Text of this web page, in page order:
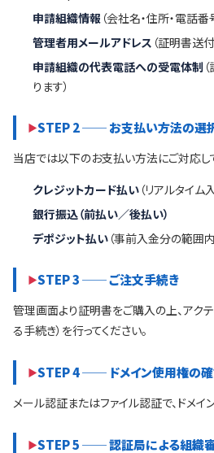
申請組織情報 （会社名・住所・電話番
管理者用メールアドレス （証明書送付
申請組織の代表電話への受電体制
ります）
STEP 2 ── お支払い方法の選
当店では以下のお支払い方法にご対応し
クレジットカード払い （リアルタイム
銀行振込（前払い／後払い）
デポジット払い （事前入金分の範囲
STEP 3 ── ご注文手続き
管理画面より証明書をご購入の上、アク
る手続き）を行ってください。
STEP 4 ── ドメイン使用権の
メール認証またはファイル認証で、ドメイ
STEP 5 ── 認証局による組織